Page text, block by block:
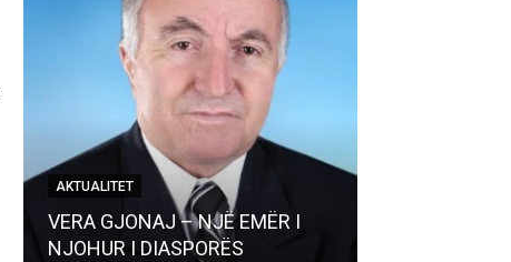
AKTUALITET
VERA GJONAJ – NJË EMËR I
NJOHUR I DIASPORËS